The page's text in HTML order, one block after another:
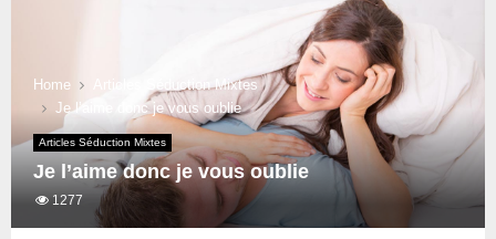
Home
Articles Séduction Mixtes
Je l’aime donc je vous oublie
Articles Séduction Mixtes
Je l’aime donc je vous oublie
1277